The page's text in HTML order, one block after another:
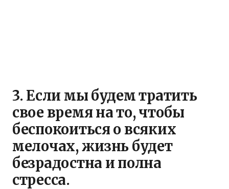
3. Если мы будем тратить
свое время на то, чтобы
беспокоиться о всяких
мелочах, жизнь будет
безрадостна и полна
стресса.